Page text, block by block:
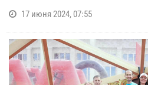
17 июня 2024, 07:55